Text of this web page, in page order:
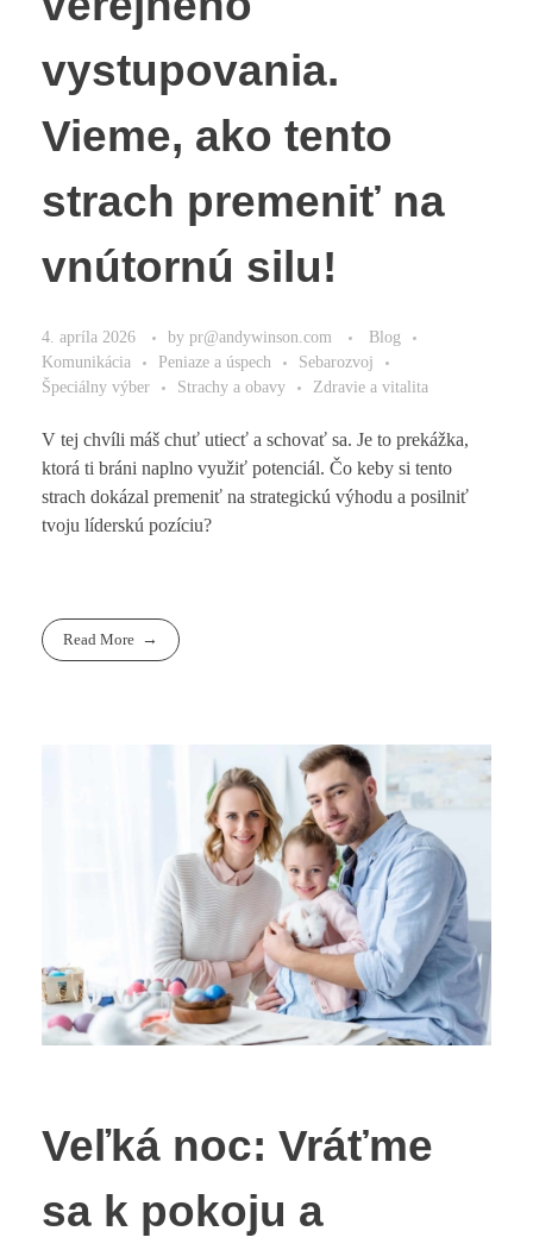
vystupovania.
Vieme, ako tento
strach premeniť na
vnútornú silu!
4. apríla 2026 by pr@andywinson.com
Blog
Komunikácia
Peniaze a úspech
Sebarozvoj
Špeciálny výber
Strachy a obavy Zdravie a vitalita
V tej chvíli máš chuť utiecť a schovať sa. Je to prekážka,
ktorá ti bráni naplno využiť potenciál. Čo keby si tento
strach dokázal premeniť na strategickú výhodu a posilniť
tvoju líderskú pozíciu?
Read More
Veľká noc: Vráťme
sa k pokoju a